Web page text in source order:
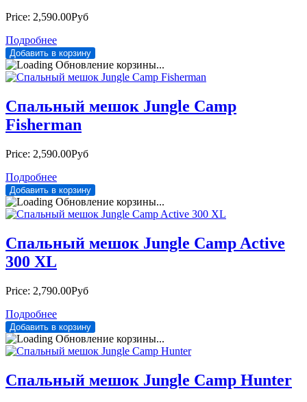
Price: 2,590.00Руб
Подробнее
Обновление корзины...
Спальный мешок Jungle Camp
Fisherman
Price: 2,590.00Руб
Подробнее
Обновление корзины...
Спальный мешок Jungle Camp Active
300 XL
Price: 2,790.00Руб
Подробнее
Обновление корзины...
Спальный мешок Jungle Camp Hunter